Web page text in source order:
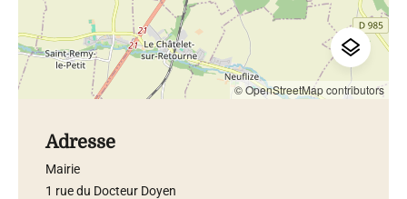
© OpenStreetMap contributors
Adresse
Mairie
1 rue du Docteur Doyen